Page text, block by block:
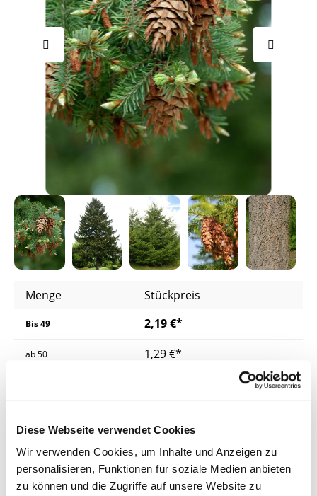
Diese Webseite verwendet Cookies
Wir verwenden Cookies, um Inhalte und Anzeigen zu
personalisieren, Funktionen für soziale Medien anbieten
zu können und die Zugriffe auf unsere Website zu
Menge Stückpreis
Bis49 2,19 €*
ab50 1,29 €*
Preise inkl. MwSt.zzgl. Versandkosten
Lieferzeit: 4 - 8 Werktage